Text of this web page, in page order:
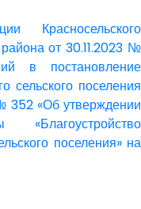
Красносельского
от 30.11.2023 №
в постановление
сельского поселения
352 «Об утверждении
«Благоустройство
поселения» на